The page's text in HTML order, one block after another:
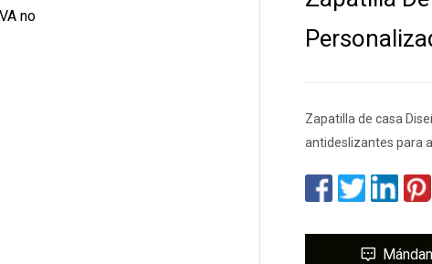
Zapatilla de casa
antideslizantes para